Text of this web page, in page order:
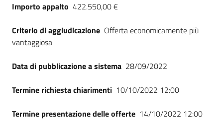
Importo appalto 422.550,00 €
Criterio di aggiudicazione Offerta economicamente più
vantaggiosa
Data di pubblicazione a sistema 28/09/2022
Termine richiesta chiarimenti 10/10/2022 12:00
Termine presentazione delle offerte 14/10/2022 12:00